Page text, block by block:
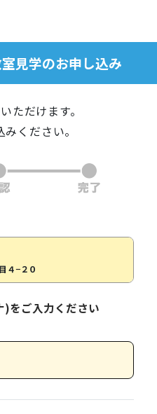
見学のお申し込み
ただけます。
ください。
４−２０
)をご入力ください